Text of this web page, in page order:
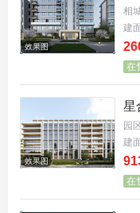
楼再也不怕潮湿；
感觉像在度假；车
上地下停车都方便
拥有一个“空中浮
设计，重新定
效果图
相
建
在
效果图
星
园区
建
在